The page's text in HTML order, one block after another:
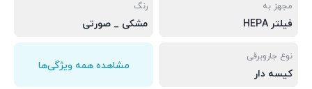
مجهز به
فیلتر HEPA
رنگ
مشکی _ صورتی
نوع جاروبرقی
کیسه دار
مشاهده همه ویژگی‌ها